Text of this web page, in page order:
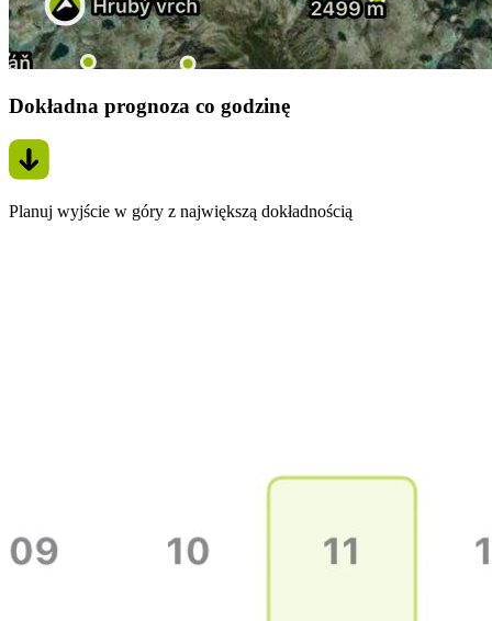
Dokładna prognoza co godzinę
Planuj wyjście w góry z największą dokładnością